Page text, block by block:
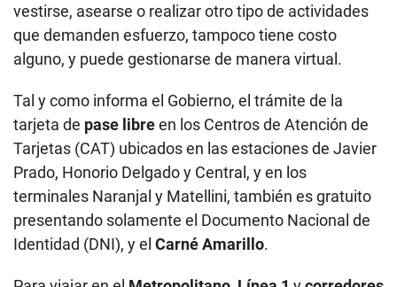
vestirse, asearse o realizar otro tipo de actividades
que demanden esfuerzo, tampoco tiene costo
alguno, y puede gestionarse de manera virtual.
Tal y como informa el Gobierno, el trámite de la
tarjeta de pase libreen los Centros de Atención de
Tarjetas (CAT) ubicados en las estaciones de Javier
Prado, Honorio Delgado y Central, y en los
terminales Naranjal y Matellini, también es gratuito
presentando solamente el Documento Nacional de
Identidad (DNI), y el Carné Amarillo.